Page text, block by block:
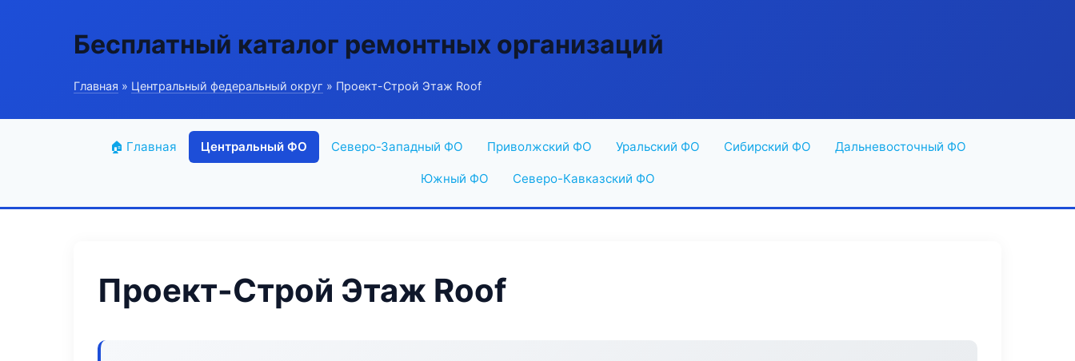
Бесплатный каталог ремонтных организаций
Главная » Центральный федеральный округ » Проект-Строй Этаж Roof
🏠 Главная Центральный ФО Северо-Западный ФО Приволжский ФО Уральский ФО Сибирский ФО Дальневосточный ФО
Южный ФО Северо-Кавказский ФО
Проект-Строй Этаж Roof